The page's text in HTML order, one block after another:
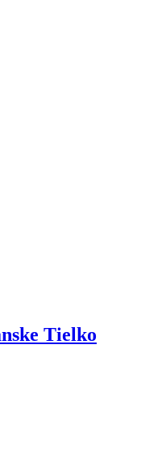
Tielko